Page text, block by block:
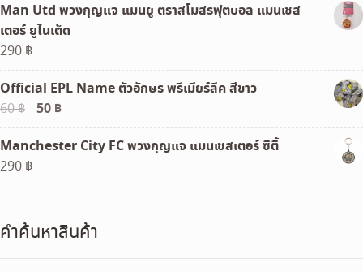
Man Utd พวงกุญแจ แมนยู ตราสโมสรฟุตบอล แมนเชส
เตอร์ ยูไนเต็ด
290 ฿
Official EPL Name ตัวอักษร พรีเมียร์ลีค สีขาว
60฿
Original
price
was:
60 ฿.
50 ฿Current
price
is:
Manchester City FC พวงกุญแจ แมนเชสเตอร์ ซิตี้
290 ฿
คำค้นหาสินค้า